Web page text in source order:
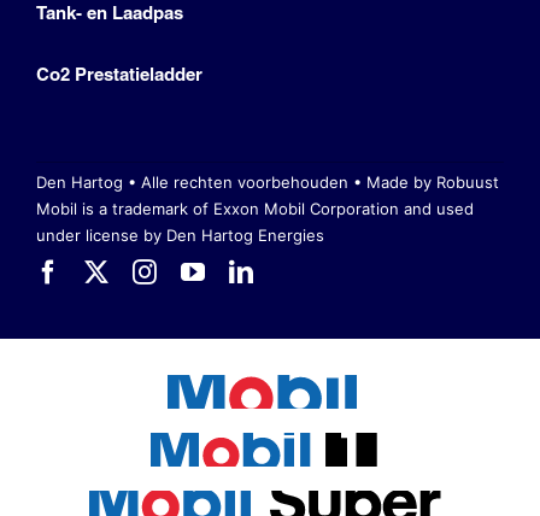
Tank- en Laadpas
Co2 Prestatieladder
Den Hartog • Alle rechten voorbehouden • Made by Robuust
Mobil is a trademark of Exxon Mobil Corporation and used
under license by Den Hartog Energies